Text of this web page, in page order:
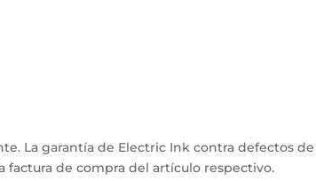
La garantía de Electric Ink contra defectos
de compra del artículo respectivo.